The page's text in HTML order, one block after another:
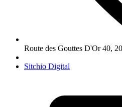
Route des Gouttes D'Or 40,
Sitchio Digital